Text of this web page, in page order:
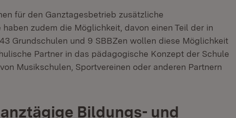
für den Ganztagesbetrieb zusätzliche
zudem die Möglichkeit, davon einen Teil der in
Grundschulen und 9 SBBZen wollen diese Möglichkeit
Partner in das pädagogische Konzept der Schule
Musikschulen, Sportvereinen oder anderen Partnern
Bildungs- und